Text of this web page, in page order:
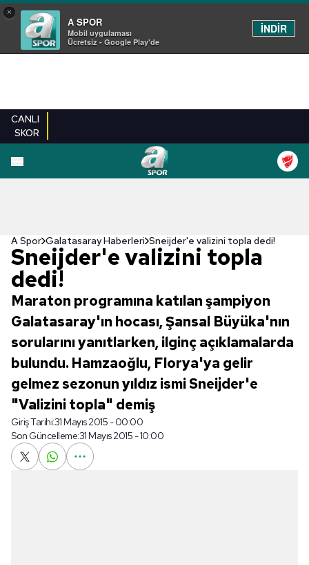
×
A SPOR
Mobil uygulaması
Ücretsiz - Google Play'de
İNDİR
CANLI
SKOR
A Spor Galatasaray Haberleri Sneijder'e valizini topla dedi!
Sneijder'e valizini topla
dedi!
Maraton programına katılan şampiyon
Galatasaray'ın hocası, Şansal Büyüka'nın
sorularını yanıtlarken, ilginç açıklamalarda
bulundu. Hamzaoğlu, Florya'ya gelir
gelmez sezonun yıldız ismi Sneijder'e
"Valizini topla" demiş
Giriş Tarihi:31 Mayıs 2015 - 00:00
Son Güncelleme:31 Mayıs 2015 - 10:00